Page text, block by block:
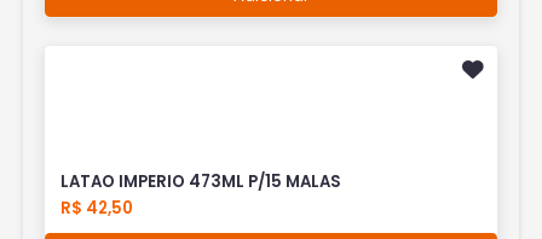
LATAO IMPERIO 473ML P/15 MALAS
R$ 42,50